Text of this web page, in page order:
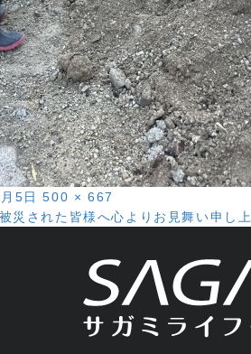
5日 フ
ル
500 × 667
災された皆様へ心よりお見舞い申し